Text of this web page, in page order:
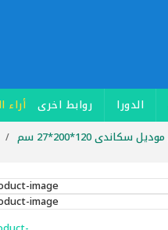
أراء روابط اخرى الدورا
سكاندى 120*200*27 سم